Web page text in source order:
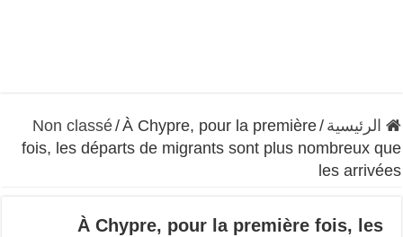
الرئيسية /
Non classé / À Chypre, pour la première
fois, les départs de migrants sont plus nombreux que
les arrivées
À Chypre, pour la première fois, les